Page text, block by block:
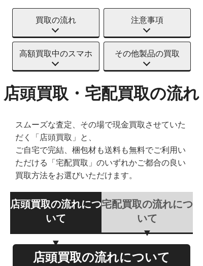
買取の流れ 注意事項
高額買取中のスマホ その他製品の買取
店頭買取・宅配買取の流れ
スムーズな査定、その場で現金買取させていた
だく「店頭買取」と、
ご自宅で完結、梱包材も送料も無料でご利用い
ただける「宅配買取」のいずれかご都合の良い
買取方法をお選びいただけます。
店頭買取の流れにつ
いて
宅配買取の流れにつ
いて
店頭買取の流れについて